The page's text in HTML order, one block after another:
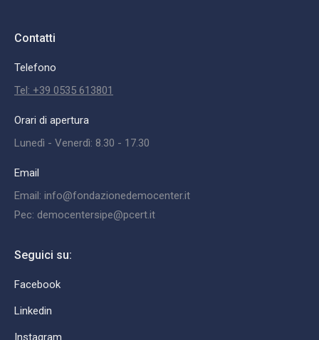
Contatti
Telefono
Tel: +39 0535 613801
Orari di apertura
Lunedì - Venerdì: 8.30 - 17.30
Email
Email: info@fondazionedemocenter.it
Pec: democentersipe@pcert.it
Seguici su:
Facebook
Linkedin
Instagram